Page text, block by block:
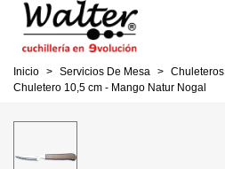
Inicio > Servicios De Mesa > Chuleteros
Chuletero 10,5 cm - Mango Natur Nogal